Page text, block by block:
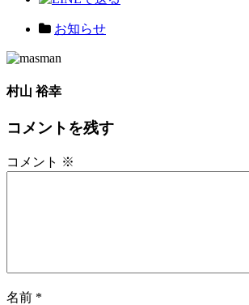
お知らせ
村山 裕幸
コメントを残す
コメント ※
名前 *